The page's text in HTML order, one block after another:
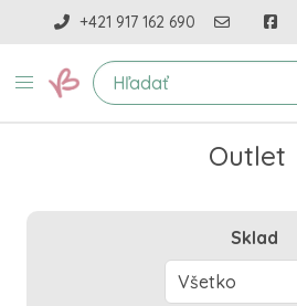
+421 917 162 690
Outlet
Sklad